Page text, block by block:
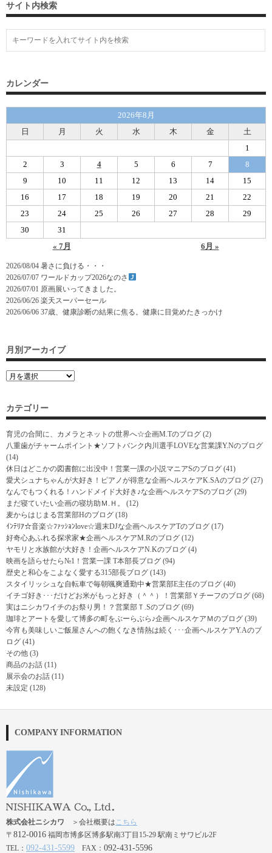
サイト内検索
カレンダー
2026年8月
日
月 火 水 木 金 土
« 7月 6月 »
1
2
3 4 5 6 7
8
9
10 11 12 13 14
15
16
17 18 19 20 21
22
23
24 25 26 27 28
29
30
31
2026/08/04 暑さに負ける・・・
2026/07/07 ワールドカップ2026なのさ
2026/07/01 原画展いってきました。
2026/06/26 楽天スーパーセール
2026/06/06 37歳、健康診断の結果に焦る。健康に目覚めたきっかけ
月別アーカイブ
カテゴリー
育児の合間に、カメラとネットの世界へ☆企画M.Tのブログ (2)
八重歯がチャームポイント★ソフトバンク内川選手LOVEな営業課Y.Nのブログ
(14)
休日はどこかの図書館に出没中！営業一課の小説マニアSのブログ (41)
愛犬シュナちゃんが大好き！ピアノが得意な企画ヘルスケアK.SAのブログ (27)
なんでもつくれる！ハンドメイド大好き♪な企画ヘルスケアSのブログ (29)
まだ寝ていたい企画の寝坊助Ｍ.Ｈ。
(12)
麦からはじまる営業部Hのブログ (18)
ｲﾝﾃﾘｱ☆音楽☆ﾌｧｯｼｮﾝlove☆週末DJな企画ヘルスケアTのブログ (17)
好奇心あふれる探求家★企画ヘルスケアM.Rのブログ (12)
ヤモリと水族館が大好き！企画ヘルスケアN.Kのブログ (4)
映画を語らせたら№1！営業一課 T本部長ブログ (94)
歴史と和心をこよなく愛する315部長ブログ (143)
スタイリッシュな自転車で毎朝颯爽通勤中★営業部E主任のブログ (40)
イチゴ好き･･･だけどお米がもっと好き（＾＾）！営業部Ｙチーフのブログ (68)
実はニシカワイチのお祭り男！？営業部Ｔ.Sのブログ (69)
珈琲とアートを愛して博多の町をぶーらぶら♪企画ヘルスケアＭのブログ (39)
今宵も美味しいご飯屋さんへの飽くなき情熱は続く･･･企画ヘルスケアY.Aのブ
ログ (41)
その他 (3)
商品のお話 (11)
展示会のお話 (11)
未設定 (128)
COMPANY INFORMATION
株式会社ニシカワ ＞会社概要はこちら
〒 812-0016 福岡市博多区博多駅南3丁目15-29 駅南ミサワビル2F
TEL： 092-431-5599 FAX： 092-431-5596